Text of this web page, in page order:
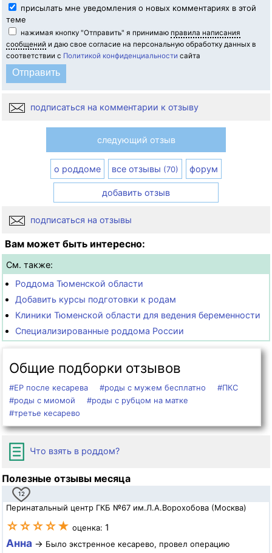
присылать мне уведомления о новых комментариях в этой
теме
нажимая кнопку "Отправить" я принимаю правила написания
сообщений и даю свое согласие на персональную обработку данных в
соответствии с Политикой конфиденциальности сайта
подписаться на комментарии к отзыву
следующий отзыв
о роддоме все отзывы (70) форум
добавить отзыв
подписаться на отзывы
Вам может быть интересно:
См. также:
Роддома Тюменской области
Добавить курсы подготовки к родам
Клиники Тюменской области для ведения беременности
Специализированные роддома России
Общие подборки отзывов
#ЕР после кесарева #роды с мужем бесплатно
#ПКС
#роды с миомой
#роды с рубцом на матке
#третье кесарево
Что взять в роддом?
Полезные отзывы месяца
12
Перинатальный центр ГКБ №67 им.Л.А.Ворохобова (Москва)
☆☆☆☆★ оценка: 1
Анна → Было экстренное кесарево, провел операцию